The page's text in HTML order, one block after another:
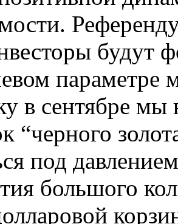
будут
параметре
в сентябре
“черного
под
большого